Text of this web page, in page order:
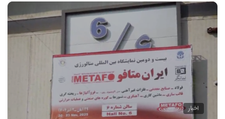
0
اخبار